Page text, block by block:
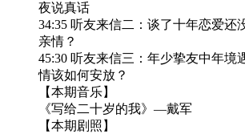
夜说真话
34:35 听友来信二：谈了十年恋爱还
亲情？
45:30 听友来信三：年少挚友中年境
情该如何安放？
【本期音乐】
《写给二十岁的我》—戴军
【本期剧照】